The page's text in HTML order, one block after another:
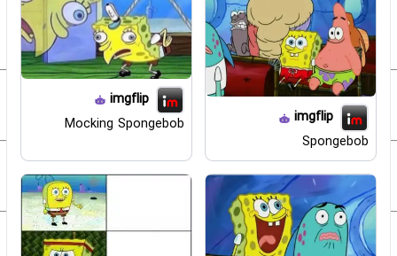
imgflip
Spongebob
imgflip
Mocking Spongebob